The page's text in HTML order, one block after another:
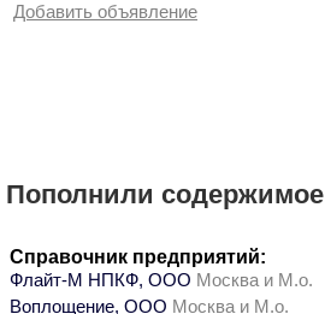
Добавить объявление
Пополнили содержимое
Справочник предприятий:
Флайт-М НПКФ, ООО Москва и М.о.
Воплощение, ООО Москва и М.о.